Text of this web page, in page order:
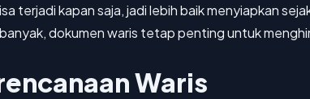
terjadi kapan saja, jadi lebih baik menyiapkan
dokumen waris tetap penting untuk
Waris